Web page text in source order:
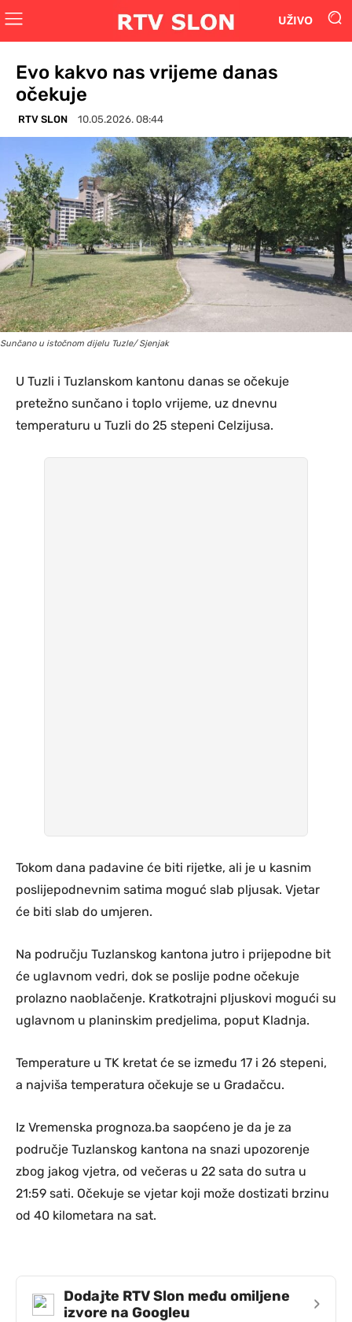
UŽIVO
Evo kakvo nas vrijeme danas
očekuje
RTV SLON 10.05.2026. 08:44
Sunčano u istočnom dijelu Tuzle/ Sjenjak
U Tuzli i Tuzlanskom kantonu danas se očekuje
pretežno sunčano i toplo vrijeme, uz dnevnu
temperaturu u Tuzli do 25 stepeni Celzijusa.
Tokom dana padavine će biti rijetke, ali je u kasnim
poslijepodnevnim satima moguć slab pljusak. Vjetar
će biti slab do umjeren.
Na području Tuzlanskog kantona jutro i prijepodne bit
će uglavnom vedri, dok se poslije podne očekuje
prolazno naoblačenje. Kratkotrajni pljuskovi mogući su
uglavnom u planinskim predjelima, poput Kladnja.
Temperature u TK kretat će se između 17 i 26 stepeni,
a najviša temperatura očekuje se u Gradačcu.
Iz Vremenska prognoza.ba saopćeno je da je za
područje Tuzlanskog kantona na snazi upozorenje
zbog jakog vjetra, od večeras u 22 sata do sutra u
21:59 sati. Očekuje se vjetar koji može dostizati brzinu
od 40 kilometara na sat.
Dodajte RTV Slon među omiljene
izvore na Googleu
›